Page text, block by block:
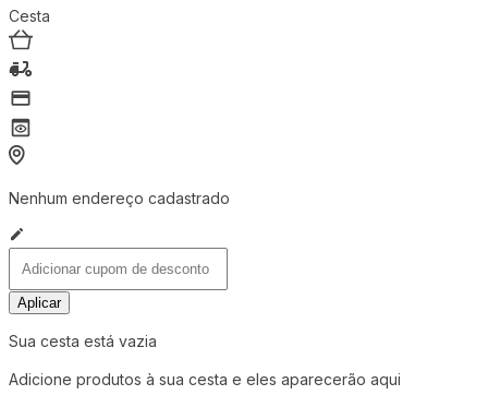
Cesta
Nenhum endereço cadastrado
Aplicar
Sua cesta está vazia
Adicione produtos à sua cesta e eles aparecerão aqui